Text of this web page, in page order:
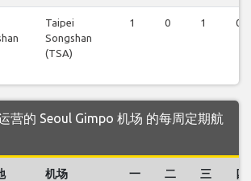
Taipei
Songshan
(TSA)
1 0 1 0
营的 Seoul Gimpo 机场 的每周定期航
机场 一 二 三 四